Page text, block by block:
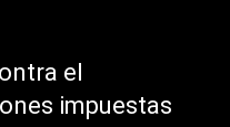
el
impuestas